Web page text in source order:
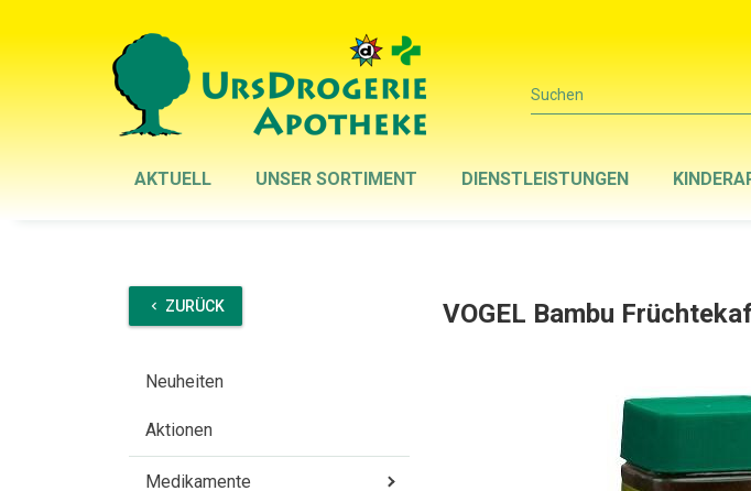
Suchen
AKTUELL UNSER SORTIMENT DIENSTLEISTUNGEN
chevron_left ZURÜCK
Neuheiten
Aktionen
Medikamente
VOGEL Bambu